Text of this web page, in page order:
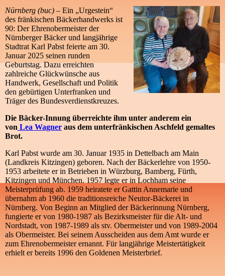
Nürnberg (buc) – Ein „Urgestein“
des fränkischen Bäckerhandwerks ist
90: Der Ehrenobermeister der
Nürnberger Bäcker und langjährige
Stadtrat Karl Pabst feierte am 30.
Januar 2025 seinen runden
Geburtstag. Dazu erreichten
zahlreiche Glückwünsche aus
Handwerk, Gesellschaft und Politik
den gebürtigen Unterfranken und
Träger des Bundesverdienstkreuzes.
Die Bäcker-Innung überreichte ihm unter anderem ein
von Lea Wagner aus dem unterfränkischen Aschfeld gemaltes
Brot.
Karl Pabst wurde am 30. Januar 1935 in Dettelbach am Main
(Landkreis Kitzingen) geboren. Nach der Bäckerlehre von 1950-
1953 arbeitete er in Betrieben in Würzburg, Bamberg, Fürth,
Kitzingen und München. 1957 legte er in Lochham seine
Meisterprüfung ab. 1959 heiratete er Gattin Annemarie und
übernahm ab 1960 die traditionsreiche Neutor-Bäckerei in
Nürnberg. Von Beginn an Mitglied der Bäckerinnung Nürnberg,
fungierte er von 1980-1987 als Bezirksmeister für die Alt- und
Nordstadt, von 1987-1989 als stv. Obermeister und von 1989-2004
als Obermeister. Bei seinem Ausscheiden aus dem Amt wurde er
zum Ehrenobermeister ernannt. Für langjährige Meistertätigkeit
erhielt er bereits 1996 den Goldenen Meisterbrief.